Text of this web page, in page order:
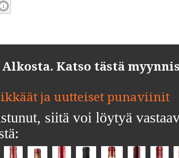
Katso tästä
ja uutteiset punaviinit
siitä voi löytyä